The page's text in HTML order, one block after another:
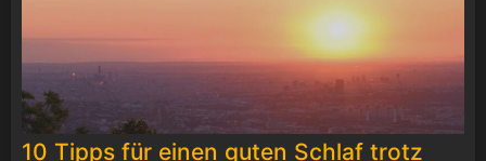
10 Tipps für einen guten Schlaf trotz